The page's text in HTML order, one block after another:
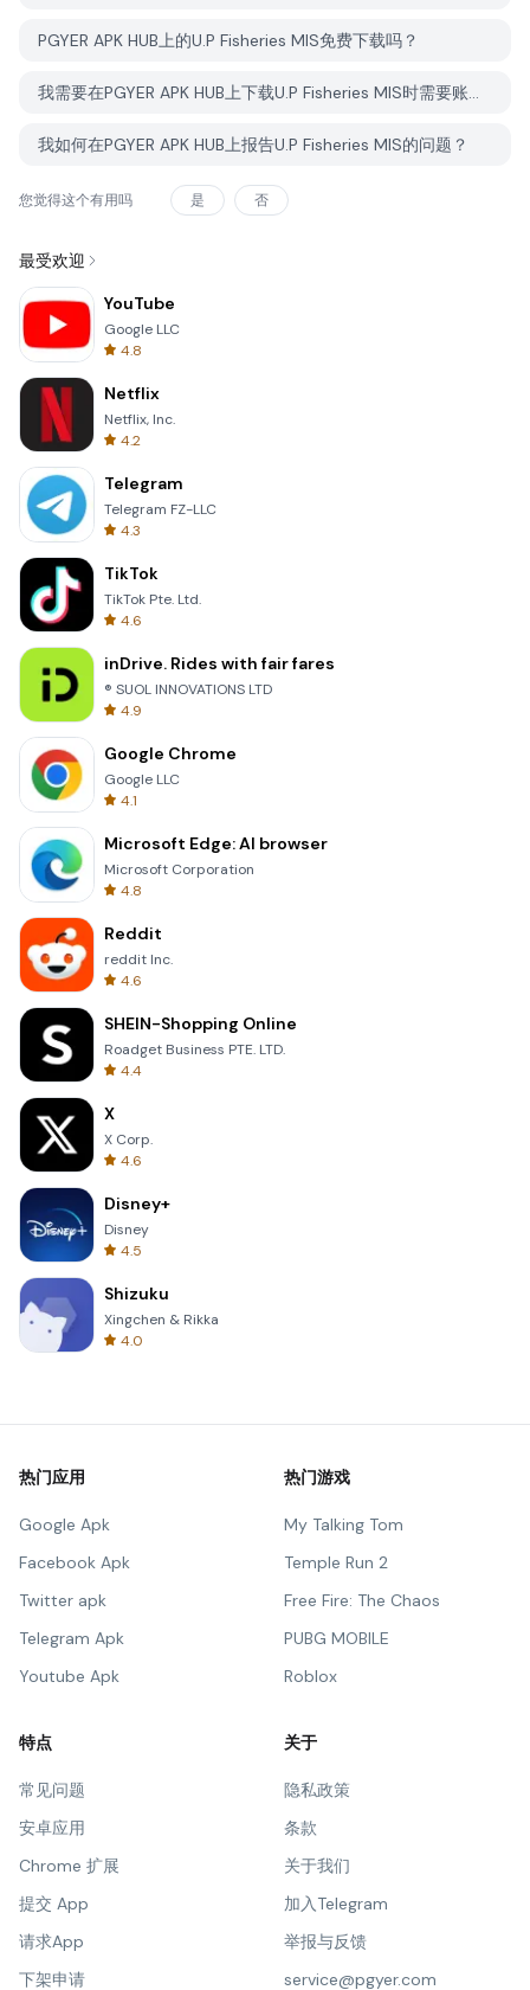
PGYER APK HUB上的U.P Fisheries MIS免费下载吗？
我需要在PGYER APK HUB上下载U.P Fisheries MIS时需要账户吗？
我如何在PGYER APK HUB上报告U.P Fisheries MIS的问题？
您觉得这个有用吗 是 否
最受欢迎
YouTube
Google LLC
4.8
Netflix
Netflix, Inc.
4.2
Telegram
Telegram FZ-LLC
4.3
TikTok
TikTok Pte. Ltd.
4.6
inDrive. Rides with fair fares
® SUOL INNOVATIONS LTD
4.9
Google Chrome
Google LLC
4.1
Microsoft Edge: AI browser
Microsoft Corporation
4.8
Reddit
reddit Inc.
4.6
SHEIN-Shopping Online
Roadget Business PTE. LTD.
4.4
X
X Corp.
4.6
Disney+
Disney
4.5
Shizuku
Xingchen & Rikka
4.0
热门应用
Google Apk
Facebook Apk
Twitter apk
Telegram Apk
Youtube Apk
热门游戏
My Talking Tom
Temple Run 2
Free Fire: The Chaos
PUBG MOBILE
Roblox
特点
常见问题
安卓应用
Chrome 扩展
提交 App
请求App
下架申请
关于
隐私政策
条款
关于我们
加入Telegram
举报与反馈
service@pgyer.com